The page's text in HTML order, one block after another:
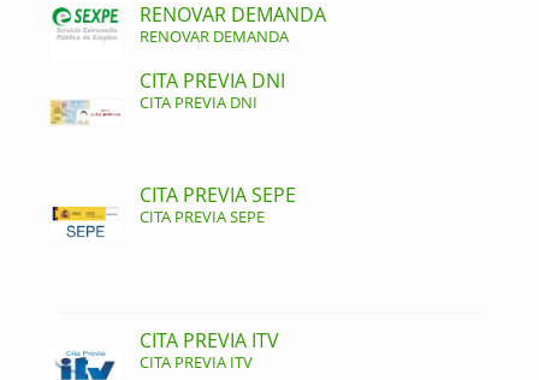
RENOVAR DEMANDA
RENOVAR DEMANDA
CITA PREVIA DNI
CITA PREVIA DNI
CITA PREVIA SEPE
CITA PREVIA SEPE
CITA PREVIA ITV
CITA PREVIA ITV